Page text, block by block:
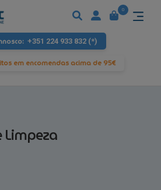
+351 224 933 832 (*)
em encomendas acima de 95€
0
Limpeza